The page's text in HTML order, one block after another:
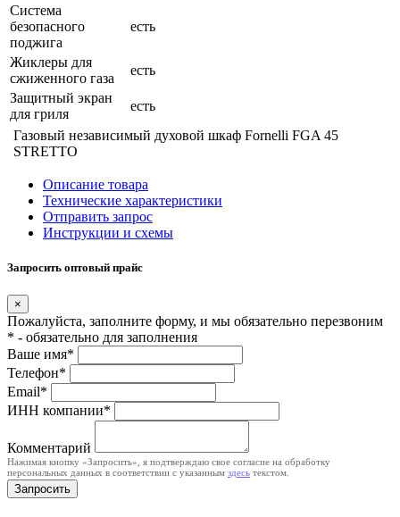
Система
безопасного
поджига
есть
Жиклеры для
сжиженного газа
есть
Защитный экран
для гриля
есть
Газовый независимый духовой шкаф Fornelli FGA 45
STRETTO
Описание товара
Технические характеристики
Отправить запрос
Инструкции и схемы
Запросить оптовый прайс
×
Пожалуйста, заполните форму, и мы обязательно перезвоним
* - обязательно для заполнения
Ваше имя*
Телефон*
Email*
ИНН компании*
Комментарий
Нажимая кнопку «Запросить», я подтверждаю свое согласие на обработку
персональных данных в соответствии с указанным здесь текстом.
Запросить